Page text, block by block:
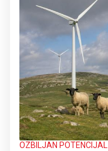
OZBILJAN POTENCIJAL